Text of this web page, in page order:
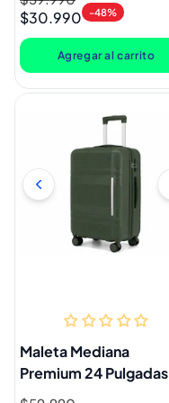
habitual
de
oferta
$30.990 -48%
Agregar al carrito
Maleta Mediana
Premium 24 Pulgadas
Verde Marksman